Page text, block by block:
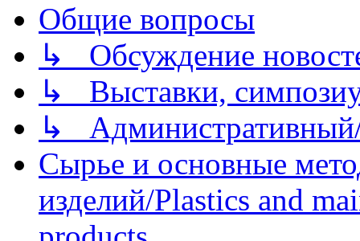
Общие вопросы
↳ Обсуждение
↳ Выставки,
↳
Сырье и основные
изделий/Plastics and